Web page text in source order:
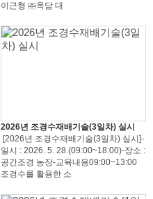
이근형 ㈜옥담 대
2026년 조경수재배기술(3일차) 실시
[2026년 조경수재배기술(3일차) 실시]-
일시 : 2026. 5. 28.(09:00~18:00)-장소 :
공간조경 농장-교육내용09:00~13:00
조경수를 활용한 소